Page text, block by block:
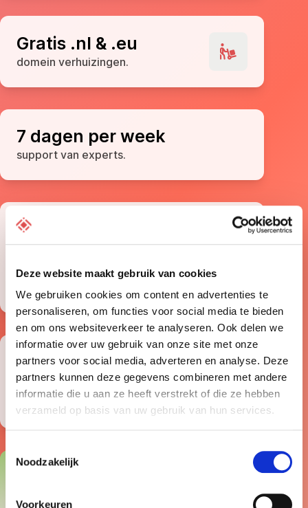
Deze website maakt gebruik van cookies
We gebruiken cookies om content en advertenties te
personaliseren, om functies voor social media te bieden
en om ons websiteverkeer te analyseren. Ook delen we
informatie over uw gebruik van onze site met onze
partners voor social media, adverteren en analyse. Deze
partners kunnen deze gegevens combineren met andere
informatie die u aan ze heeft verstrekt of die ze hebben
verzameld op basis van uw gebruik van hun services.
Noodzakelijk
Voorkeuren
Gratis .nl & .eu
domein verhuizingen.
7 dagen per week
support van experts.
100% Nederlands
op eigen hardware voor de snelste
websites.
15+ jaar ervaring
De teamleden van Theory7
zijn veteranen in webhosting.
Overweldigend positief